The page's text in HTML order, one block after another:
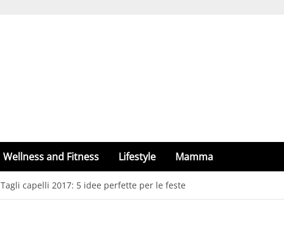
Wellness and Fitness Lifestyle Mamma
Tagli capelli 2017: 5 idee perfette per le feste